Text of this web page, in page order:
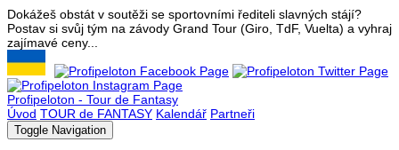
Dokážeš obstát v soutěži se sportovními řediteli slavných stájí?
Postav si svůj tým na závody Grand Tour (Giro, TdF, Vuelta) a vyhraj
zajímavé ceny...
Profipeloton - Tour de Fantasy
Úvod TOUR de FANTASY Kalendář Partneři
Toggle Navigation